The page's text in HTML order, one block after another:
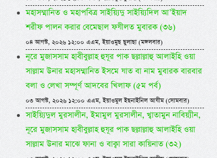
মহাসম্মানিত ও মহাপবিত্র সাইয়্যিদু সাইয়্যিদিল আ’ইয়াদ
শরীফ পালন করার বেমেছাল ফযীলত মুবারক (৩৬)
০৪ আগস্ট, ২০২৬ ১২:০০ এএম, ইয়াওমুছ ছুলাছা (মঙ্গলবার)
নূরে মুজাসসাম হাবীবুল্লাহ হুযূর পাক ছল্লাল্লাহু আলাইহি ওয়া
সাল্লাম উনার মহাসম্মানিত ইসমে যাত বা নাম মুবারক বারবার
বলা ও লেখা সম্পূর্ণ আদবের খিলাফ (৫ম পর্ব)
০৩ আগস্ট, ২০২৬ ১২:০০ এএম, ইয়াওমুল ইছনাইনিল আযীম (সোমবার)
সাইয়্যিদুল মুরসালীন, ইমামুল মুরসালীন, খ্বাতামুন নাবিয়্যীন,
নূরে মুজাসসাম হাবীবুল্লাহ হুযূর পাক ছল্লাল্লাহু আলাইহি ওয়া
সাল্লাম উনার মাঝে ফানা ও বাক্বা সারা কায়িনাত (৩২)